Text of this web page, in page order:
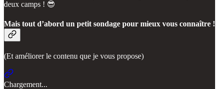
deux camps ! 😎
Mais tout d’abord un petit sondage pour mieux vous connaître !
(Et améliorer le contenu que je vous propose)
Chargement...